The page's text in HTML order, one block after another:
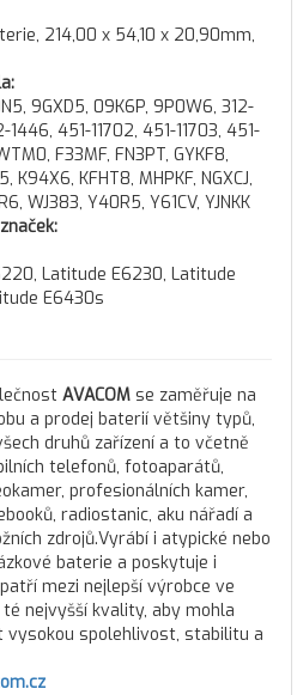
214,00 x 54,10 x 20,90mm,
9GXD5, 09K6P, 9P0W6, 312-
1446, 451-11702, 451-11703, 451-
F33MF, FN3PT, GYKF8,
K94X6, KFHT8, MHPKF, NGXCJ,
WJ383, Y40R5, Y61CV, YJNKK
Latitude E6230, Latitude
E6430s
AVACOM se zaměřuje na
a prodej baterií většiny typů,
druhů zařízení a to včetně
telefonů, fotoaparátů,
profesionálních kamer,
radiostanic, aku nářadí a
zdrojů.Vyrábí i atypické nebo
baterie a poskytuje i
mezi nejlepší výrobce ve
nejvyšší kvality, aby mohla
vysokou spolehlivost, stabilitu a